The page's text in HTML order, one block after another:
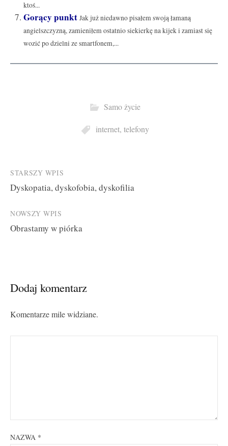
ktoś...
Gorący punkt Jak już niedawno pisałem swoją łamaną
angielszczyzną, zamieniłem ostatnio siekierkę na kijek i zamiast się
wozić po dzielni ze smartfonem,...
Samo życie
internet, telefony
Post
navigation
STARSZY WPIS
Dyskopatia, dyskofobia, dyskofilia
NOWSZY WPIS
Obrastamy w piórka
Dodaj komentarz
Komentarze mile widziane.
NAZWA *